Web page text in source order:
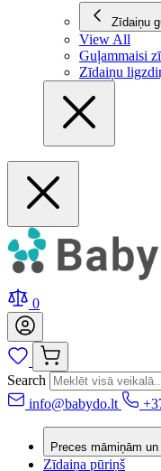
Zīdaiņu
View All
Guļammaisi
Zīdaiņu
0
Search
info@babydo.lt
Preces māmiņām
Zīdaiņa pūriņš